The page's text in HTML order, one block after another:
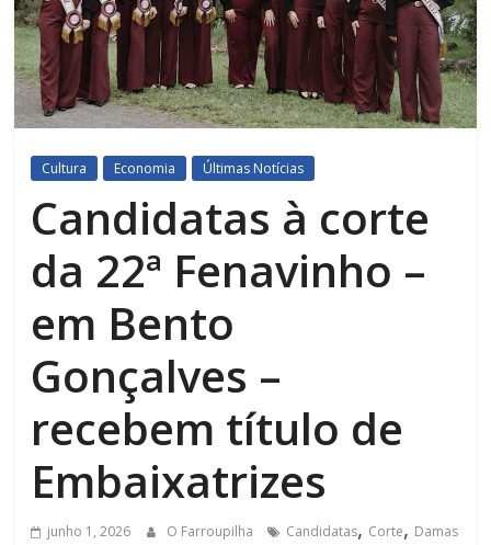
Cultura Economia Últimas Notícias
Candidatas à corte
da 22ª Fenavinho –
em Bento
Gonçalves –
recebem título de
Embaixatrizes
junho 1, 2026 O Farroupilha Candidatas, Corte, Damas